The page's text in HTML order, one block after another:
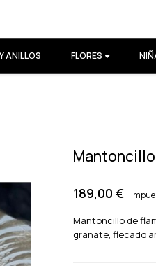
ANILLOS FLORES
Mantoncillo
189,00 €
Mantoncillo de
granate, flecado